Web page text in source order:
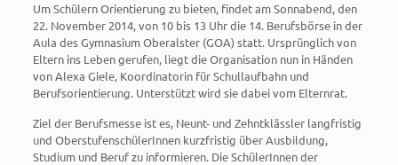
Um Schülern Orientierung zu bieten, findet am Sonnabend, den
22. November 2014, von 10 bis 13 Uhr die 14. Berufsbörse in der
Aula des Gymnasium Oberalster (GOA) statt. Ursprünglich von
Eltern ins Leben gerufen, liegt die Organisation nun in Händen
von Alexa Giele, Koordinatorin für Schullaufbahn und
Berufsorientierung. Unterstützt wird sie dabei vom Elternrat.
Ziel der Berufsmesse ist es, Neunt- und Zehntklässler langfristig
und OberstufenschülerInnen kurzfristig über Ausbildung,
Studium und Beruf zu informieren. Die SchülerInnen der